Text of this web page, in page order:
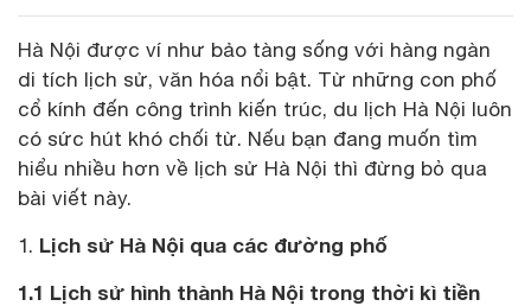
Hà Nội được ví như bảo tàng sống với hàng ngàn
di tích lịch sử, văn hóa nổi bật. Từ những con phố
cổ kính đến công trình kiến trúc, du lịch Hà Nội luôn
có sức hút khó chối từ. Nếu bạn đang muốn tìm
hiểu nhiều hơn về lịch sử Hà Nội thì đừng bỏ qua
bài viết này.
Lịch sử Hà Nội qua các đường phố
1.1 Lịch sử hình thành Hà Nội trong thời kì tiền